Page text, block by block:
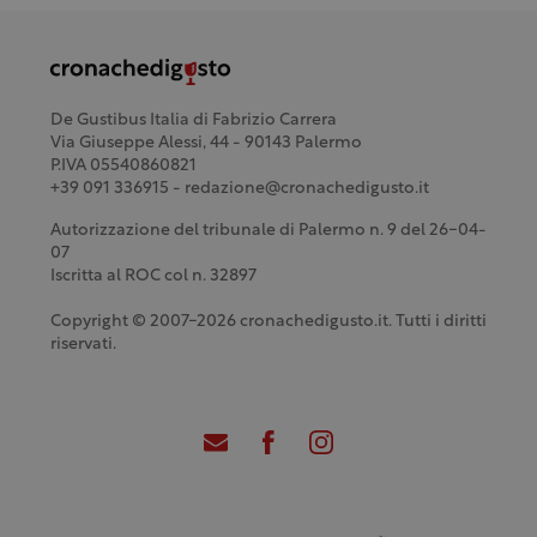
De Gustibus Italia di Fabrizio Carrera
Via Giuseppe Alessi, 44 - 90143 Palermo
P.IVA 05540860821
+39 091 336915 - redazione@cronachedigusto.it
Autorizzazione del tribunale di Palermo n. 9 del 26-04-
07
Iscritta al ROC col n. 32897
Copyright © 2007-2026 cronachedigusto.it. Tutti i diritti
riservati.